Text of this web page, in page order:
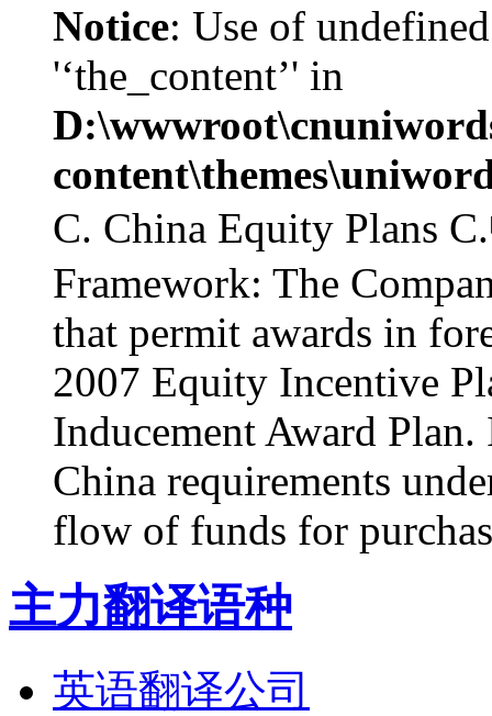
Notice: Use of
'‘the_content’' in
C. China Equity Plans
Framework: The
that permit awards in
2007 Equity Incentive
Inducement Award
China requirements
flow of funds for
主力翻译语种
英语翻译公司